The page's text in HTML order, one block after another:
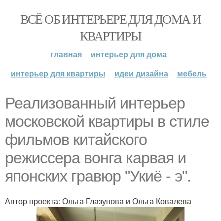
ВСЁ ОБ ИНТЕРЬЕРЕ ДЛЯ ДОМА И
КВАРТИРЫ
главная
интерьер для дома
интерьер для квартиры
идеи дизайна мебель
Реализованный интерьер
московской квартиры в стиле
фильмов китайского
режиссера вонга карвая и
японских гравюр "Укиё - э".
Автор проекта: Ольга Глазунова и Ольга Ковалева